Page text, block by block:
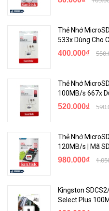
Thẻ Nhớ
533x Dùng Cho
400.000₫
Thẻ Nhớ
100MB/s 667x
520.000₫
Thẻ Nhớ
120MB/s | Mã
980.000₫
Kingston
Select Plus